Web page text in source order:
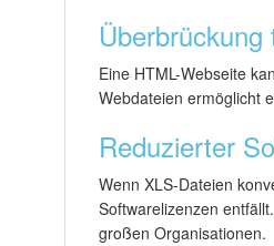
Eine HTML-Webseite
Webdateien ermöglicht
Reduzierter
Wenn XLS-Dateien
Softwarelizenzen
großen Organisationen.